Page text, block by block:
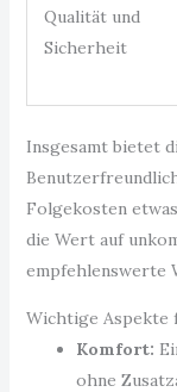
Qualität und
Sicherheit
Insgesamt bietet
Folgekosten
die Wert auf
empfehlenswerte
Wichtige Aspekte
Komfort:
ohne